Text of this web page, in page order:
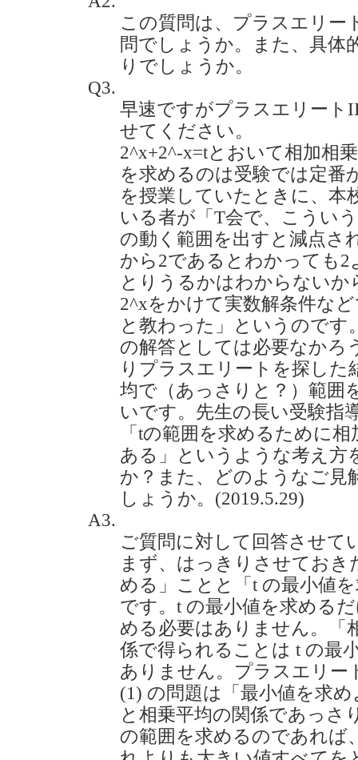
この質問は、プラスエリー
問でしょうか。また、具体
りでしょうか。
Q3.
早速ですがプラスエリート
せてください。
2^x+2^-x=tとおいて相加相
を求めるのは受験では定番
を授業していたときに、本
いる者が「T会で、こうい
の動く範囲を出すと減点さ
から2であるとわかっても
とりうるかはわからない
2^xをかけて実数解条件な
と教わった」というのです
の解答としては必要なかろ
りプラスエリートを探した
均で（あっさりと？）範囲
いです。先生の長い受験指
「tの範囲を求めるために
ある」というような考え方
か？また、どのようなご見
しょうか。(2019.5.29)
A3.
ご質問に対して回答させて
まず、はっきりさせておき
める」ことと「t の最小値
です。t の最小値を求める
める必要はありません。「
係で得られることは t の最
ありません。プラスエリー
(1) の問題は「最小値を求
と相乗平均の関係であっさ
の範囲を求めるのであれば